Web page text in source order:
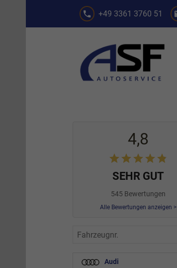
+49 3361 3760 51
4,8
SEHR GUT
545 Bewertungen
Alle Bewertungen anzeigen >
Fahrzeugnr.
Audi